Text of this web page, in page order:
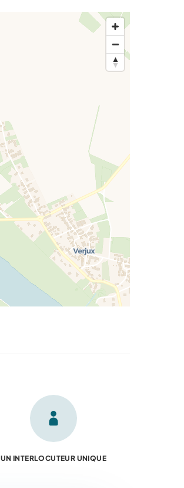
UN INTERLOCUTEUR UNIQUE